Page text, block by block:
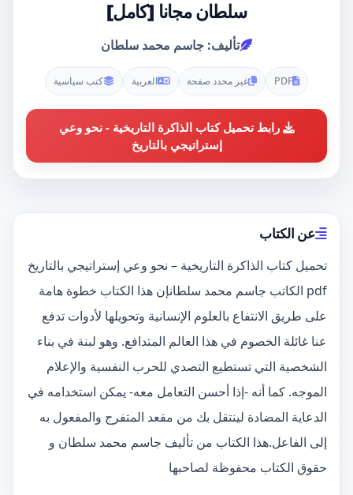
سلطان مجانا [كامل]
تأليف: جاسم محمد سلطان
PDF غير محدد صفحة العربية كتب سياسية
رابط تحميل كتاب الذاكرة التاريخية - نحو وعي
إستراتيجي بالتاريخ
عن الكتاب
تحميل كتاب الذاكرة التاريخية – نحو وعي إستراتيجي بالتاريخ
pdf الكاتب جاسم محمد سلطانإن هذا الكتاب خطوة هامة
على طريق الانتفاع بالعلوم الإنسانية وتحويلها لأدوات تدفع
عنا غائلة الخصوم في هذا العالم المتدافع. وهو لبنة في بناء
الشخصية التي تستطيع التصدي للحرب النفسية والإعلام
الموجه. كما أنه -إذا أحسن التعامل معه- يمكن استخدامه في
الدعاية المضادة لينتقل بك من مقعد المتفرج والمفعول به
إلى الفاعل.هذا الكتاب من تأليف جاسم محمد سلطان و
حقوق الكتاب محفوظة لصاحبها